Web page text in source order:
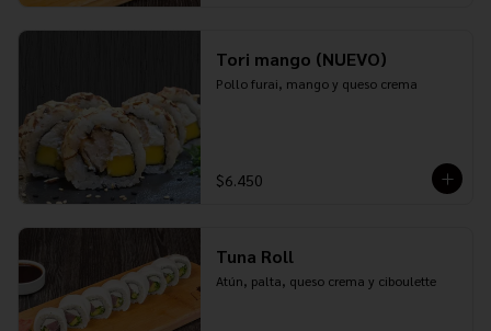
Tori mango (NUEVO)
Pollo furai, mango y queso crema
$6.450
Tuna Roll
Atún, palta, queso crema y ciboulette